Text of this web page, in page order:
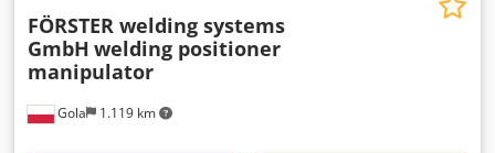
Gola 1.119 km
FÖRSTER welding systems
GmbH welding positioner
manipulator